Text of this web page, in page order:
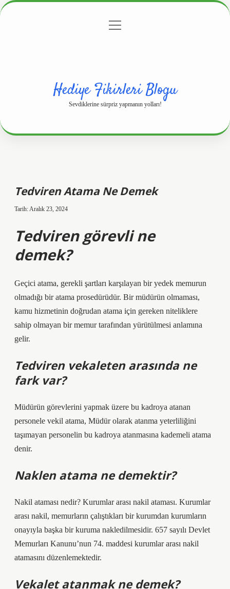
Gizlilik Politikası
menüyü
Hediye Fikirleri Blogu
Sevdiklerine sürpriz yapmanın yolları!
Tedviren Atama Ne Demek
Tarih: Aralık 23, 2024
Tedviren görevli ne
demek?
Geçici atama, gerekli şartları karşılayan bir yedek memurun
olmadığı bir atama prosedürüdür. Bir müdürün olmaması,
kamu hizmetinin doğrudan atama için gereken niteliklere
sahip olmayan bir memur tarafından yürütülmesi anlamına
gelir.
Tedviren vekaleten arasında ne
fark var?
Müdürün görevlerini yapmak üzere bu kadroya atanan
personele vekil atama, Müdür olarak atanma yeterliliğini
taşımayan personelin bu kadroya atanmasına kademeli atama
denir.
Naklen atama ne demektir?
Nakil ataması nedir? Kurumlar arası nakil ataması. Kurumlar
arası nakil, memurların çalıştıkları bir kurumdan kurumların
onayıyla başka bir kuruma nakledilmesidir. 657 sayılı Devlet
Memurları Kanunu’nun 74. maddesi kurumlar arası nakil
atamasını düzenlemektedir.
Vekalet atanmak ne demek?